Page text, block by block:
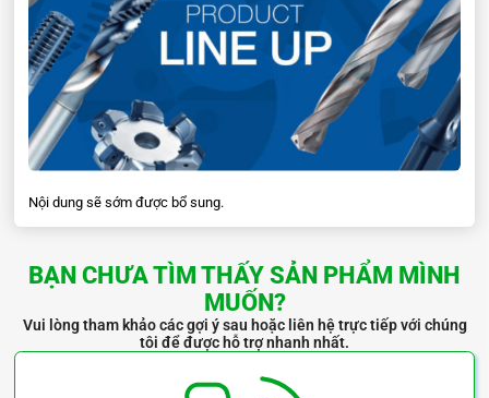
Nội dung sẽ sớm được bổ sung.
BẠN CHƯA TÌM THẤY SẢN PHẨM MÌNH
MUỐN?
Vui lòng tham khảo các gợi ý sau hoặc liên hệ trực tiếp với chúng
tôi để được hỗ trợ nhanh nhất.